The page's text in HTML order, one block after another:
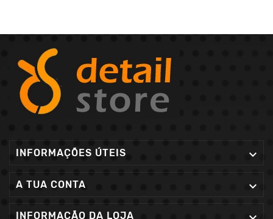
INFORMAÇÕES ÚTEIS 
A TUA CONTA 
INFORMAÇÃO DA LOJA